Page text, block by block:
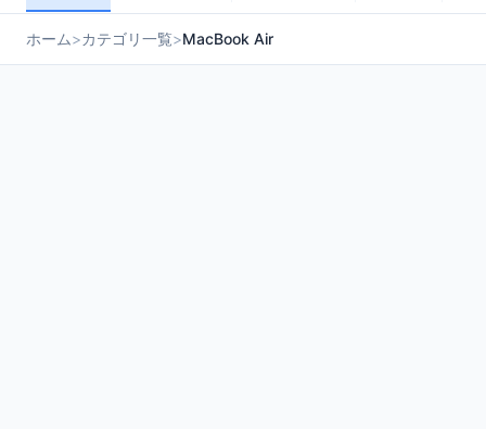
ホーム>カテゴリ一覧>MacBook Air